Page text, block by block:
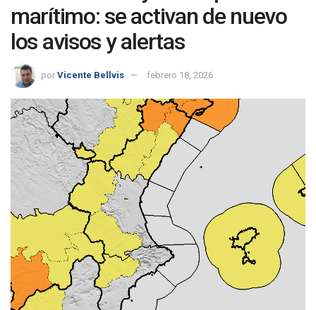
marítimo: se activan de nuevo
los avisos y alertas
por Vicente Bellvis febrero 18, 2026